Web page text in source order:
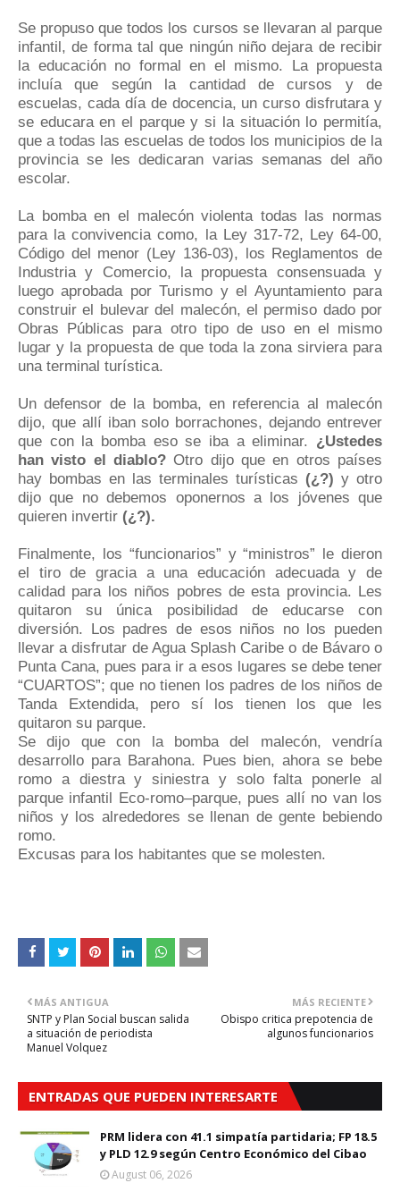
Se propuso que todos los cursos se llevaran al parque
infantil, de forma tal que ningún niño dejara de recibir
la educación no formal en el mismo. La propuesta
incluía que según la cantidad de cursos y de
escuelas, cada día de docencia, un curso disfrutara y
se educara en el parque y si la situación lo permitía,
que a todas las escuelas de todos los municipios de la
provincia se les dedicaran varias semanas del año
escolar.
La bomba en el malecón violenta todas las normas
para la convivencia como, la Ley 317-72, Ley 64-00,
Código del menor (Ley 136-03), los Reglamentos de
Industria y Comercio, la propuesta consensuada y
luego aprobada por Turismo y el Ayuntamiento para
construir el bulevar del malecón, el permiso dado por
Obras Públicas para otro tipo de uso en el mismo
lugar y la propuesta de que toda la zona sirviera para
una terminal turística.
Un defensor de la bomba, en referencia al malecón
dijo, que allí iban solo borrachones, dejando entrever
que con la bomba eso se iba a eliminar. ¿Ustedes
han visto el diablo? Otro dijo que en otros países
hay bombas en las terminales turísticas (¿?) y otro
dijo que no debemos oponernos a los jóvenes que
quieren invertir (¿?).
Finalmente, los “funcionarios” y “ministros” le dieron
el tiro de gracia a una educación adecuada y de
calidad para los niños pobres de esta provincia. Les
quitaron su única posibilidad de educarse con
diversión. Los padres de esos niños no los pueden
llevar a disfrutar de Agua Splash Caribe o de Bávaro o
Punta Cana, pues para ir a esos lugares se debe tener
“CUARTOS”; que no tienen los padres de los niños de
Tanda Extendida, pero sí los tienen los que les
quitaron su parque.
Se dijo que con la bomba del malecón, vendría
desarrollo para Barahona. Pues bien, ahora se bebe
romo a diestra y siniestra y solo falta ponerle al
parque infantil Eco-romo–parque, pues allí no van los
niños y los alrededores se llenan de gente bebiendo
romo.
Excusas para los habitantes que se molesten.
MÁS RECIENTE
Obispo critica prepotencia de
algunos funcionarios
MÁS ANTIGUA
SNTP y Plan Social buscan salida
a situación de periodista
Manuel Volquez
ENTRADAS QUE PUEDEN INTERESARTE
PRM lidera con 41.1 simpatía partidaria; FP 18.5
y PLD 12.9 según Centro Económico del Cibao
August 06, 2026